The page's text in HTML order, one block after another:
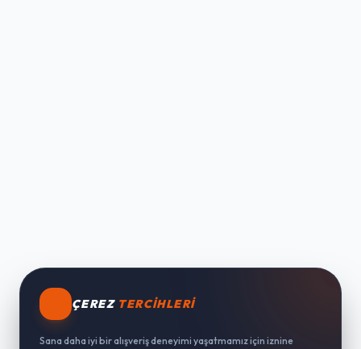
ÇEREZ TERCIHLERI
Sana daha iyi bir alışveriş deneyimi yaşatmamız için iznine